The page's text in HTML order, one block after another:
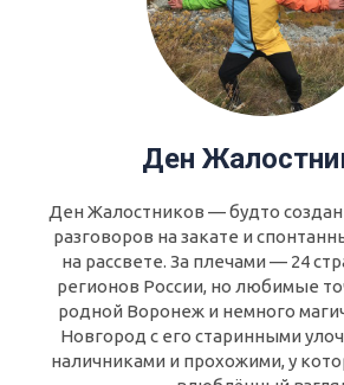
Ден
Ден Жалостников — будто
разговоров на закате и
на рассвете. За плечами — 24
регионов России, но любимые
родной Воронеж и немного
Новгород с его старинными
наличниками и прохожими, у